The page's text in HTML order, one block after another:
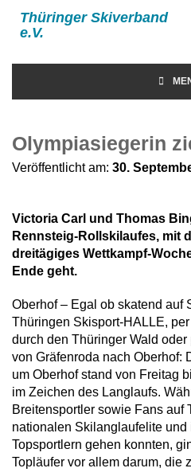
Thüringer Skiverband
e.V.
Olympiasiegerin
Veröffentlicht am: 30.
Victoria Carl und Thomas
Rennsteig-Rollskilaufes, mit
dreitägiges Wettkampf-
Ende geht.
Oberhof – Egal ob skatend auf
Thüringen Skisport-HALLE,
durch den Thüringer Wald
von Gräfenroda nach Oberhof:
um Oberhof stand von Freitag
im Zeichen des Langlaufs.
Breitensportler sowie Fans auf
nationalen Skilanglaufelite und
Topsportlern gehen konnten,
Topläufer vor allem darum, die